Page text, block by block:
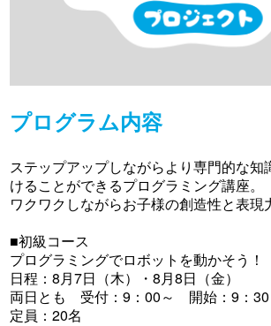
プログラム内容
ステップアップしながらより専門的な知
けることができるプログラミング講座。
ワクワクしながらお子様の創造性と表現
■初級コース
プログラミングでロボットを動かそう！
日程：8月7日（木）・8月8日（金）
両日とも 受付：9：00～ 開始：9：30
定員：20名